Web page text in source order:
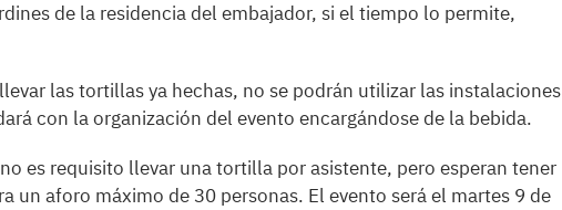
de la residencia del embajador, si el tiempo lo permite,
las tortillas ya hechas, no se podrán utilizar las instalaciones
con la organización del evento encargándose de la bebida.
es requisito llevar una tortilla por asistente, pero esperan tener
un aforo máximo de 30 personas. El evento será el martes 9 de